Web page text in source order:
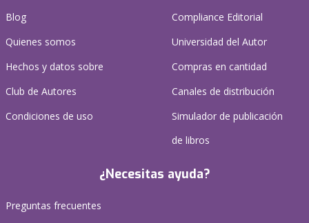
Blog
Quienes somos
Hechos y datos sobre
Club de Autores
Condiciones de uso
Compliance Editorial
Universidad del Autor
Compras en cantidad
Canales de distribución
Simulador de publicación
de libros
¿Necesitas ayuda?
Preguntas frecuentes